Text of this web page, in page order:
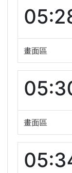
畫面區
畫面區